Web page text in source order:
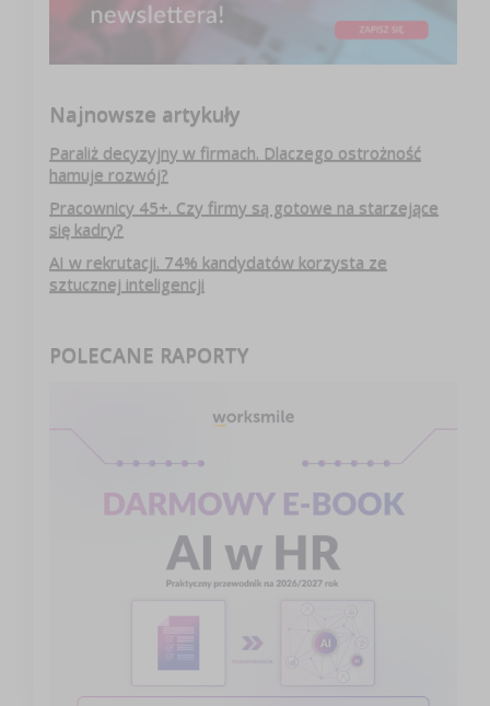
Najnowsze artykuły
Paraliż decyzyjny w firmach. Dlaczego ostrożność
hamuje rozwój?
Pracownicy 45+. Czy firmy są gotowe na starzejące
się kadry?
AI w rekrutacji. 74% kandydatów korzysta ze
sztucznej inteligencji
POLECANE RAPORTY